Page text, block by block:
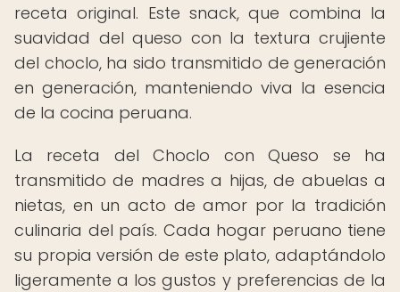
receta original. Este snack, que combina la
suavidad del queso con la textura crujiente
del choclo, ha sido transmitido de generación
en generación, manteniendo viva la esencia
de la cocina peruana.
La receta del Choclo con Queso se ha
transmitido de madres a hijas, de abuelas a
nietas, en un acto de amor por la tradición
culinaria del país. Cada hogar peruano tiene
su propia versión de este plato, adaptándolo
ligeramente a los gustos y preferencias de la